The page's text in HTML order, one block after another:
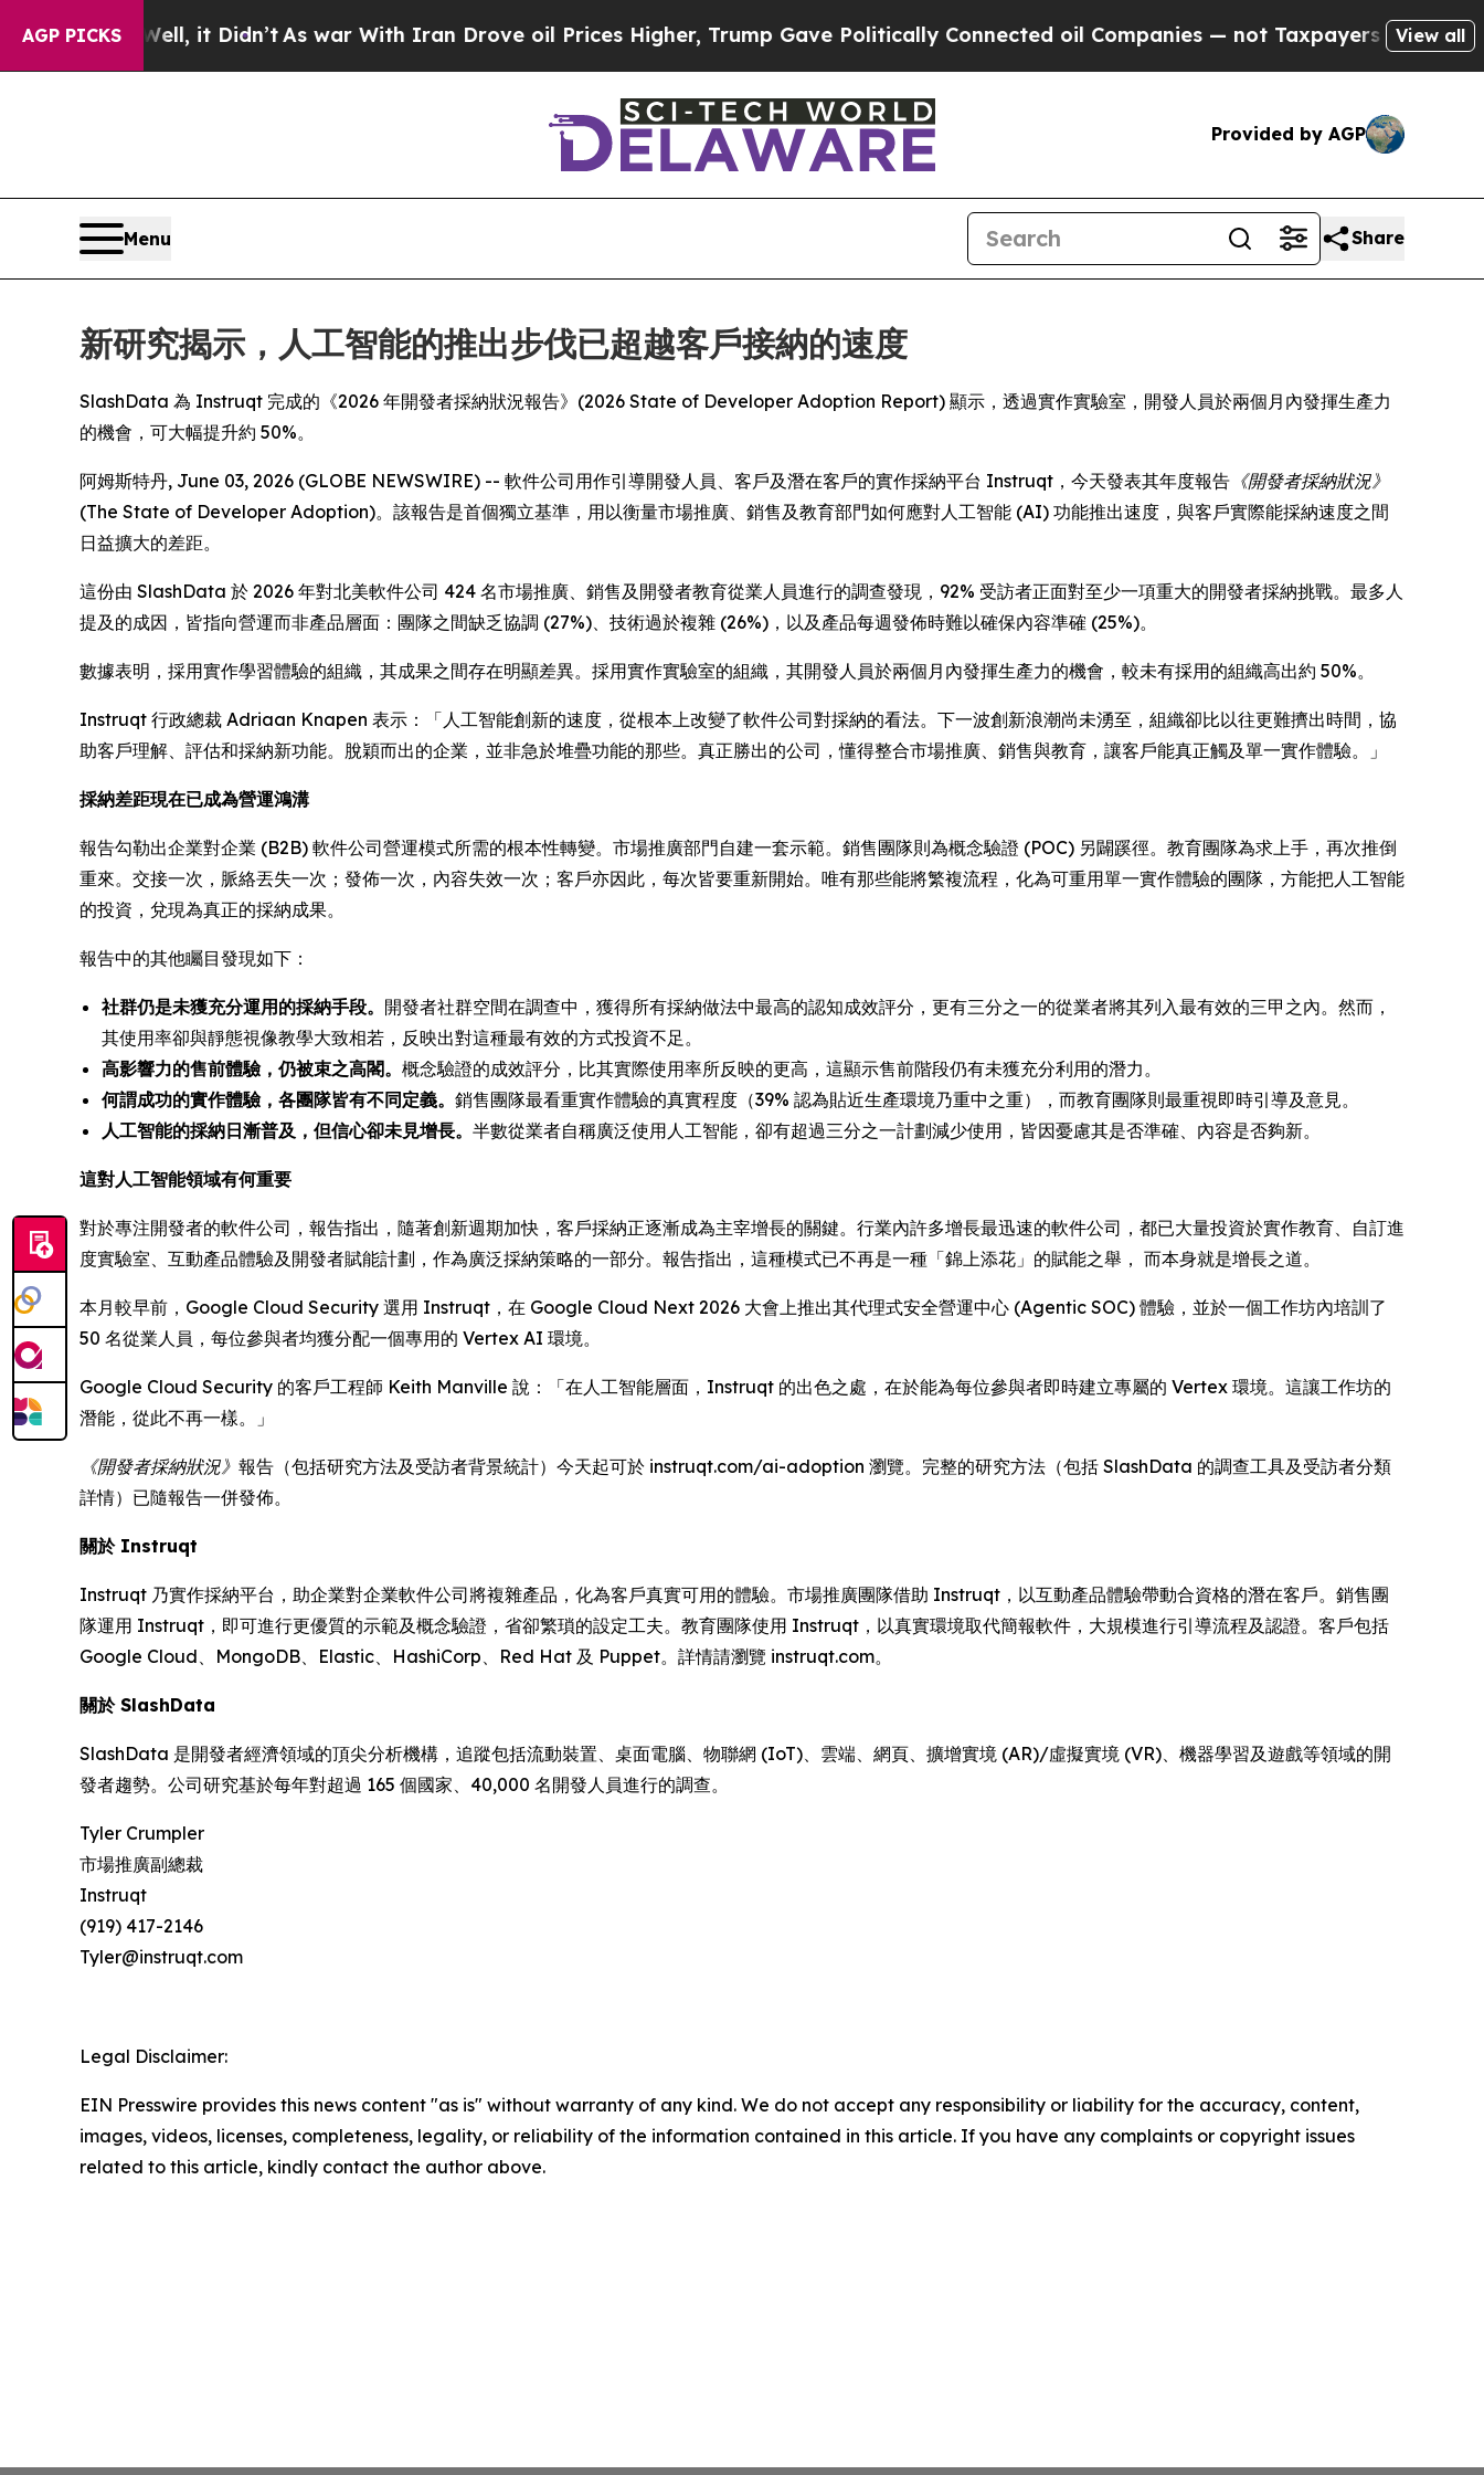
AGP PICKS
Well, it Didn’t As war With Iran Drove oil Prices Higher, Trump Gave Politically Connected oil Companies — not Taxpayers — the Chance to
View all
Provided by AGP
Menu Share
新研究揭示，人工智能的推出步伐已超越客戶接納的速度
SlashData 為 Instruqt 完成的《2026 年開發者採納狀況報告》(2026 State of Developer Adoption Report) 顯示，透過實作實驗室，開發人員於兩個月內發揮生產力
的機會，可大幅提升約 50%。
阿姆斯特丹, June 03, 2026 (GLOBE NEWSWIRE) -- 軟件公司用作引導開發人員、客戶及潛在客戶的實作採納平台 Instruqt，今天發表其年度報告 《開發者採納狀況》
(The State of Developer Adoption)。該報告是首個獨立基準，用以衡量市場推廣、銷售及教育部門如何應對人工智能 (AI) 功能推出速度，與客戶實際能採納速度之間
日益擴大的差距。
這份由 SlashData 於 2026 年對北美軟件公司 424 名市場推廣、銷售及開發者教育從業人員進行的調查發現，92% 受訪者正面對至少一項重大的開發者採納挑戰。最多人
提及的成因，皆指向營運而非產品層面：團隊之間缺乏協調 (27%)、技術過於複雜 (26%)，以及產品每週發佈時難以確保內容準確 (25%)。
數據表明，採用實作學習體驗的組織，其成果之間存在明顯差異。採用實作實驗室的組織，其開發人員於兩個月內發揮生產力的機會，較未有採用的組織高出約 50%。
Instruqt 行政總裁 Adriaan Knapen 表示：「人工智能創新的速度，從根本上改變了軟件公司對採納的看法。下一波創新浪潮尚未湧至，組織卻比以往更難擠出時間，協
助客戶理解、評估和採納新功能。脫穎而出的企業，並非急於堆疊功能的那些。真正勝出的公司，懂得整合市場推廣、銷售與教育，讓客戶能真正觸及單一實作體驗。」
採納差距現在已成為營運鴻溝
報告勾勒出企業對企業 (B2B) 軟件公司營運模式所需的根本性轉變。市場推廣部門自建一套示範。銷售團隊則為概念驗證 (POC) 另闢蹊徑。教育團隊為求上手，再次推倒
重來。交接一次，脈絡丟失一次；發佈一次，內容失效一次；客戶亦因此，每次皆要重新開始。唯有那些能將繁複流程，化為可重用單一實作體驗的團隊，方能把人工智能
的投資，兌現為真正的採納成果。
報告中的其他矚目發現如下：
社群仍是未獲充分運用的採納手段。 開發者社群空間在調查中，獲得所有採納做法中最高的認知成效評分，更有三分之一的從業者將其列入最有效的三甲之內。然而，
其使用率卻與靜態視像教學大致相若，反映出對這種最有效的方式投資不足。
高影響力的售前體驗，仍被束之高閣。 概念驗證的成效評分，比其實際使用率所反映的更高，這顯示售前階段仍有未獲充分利用的潛力。
何謂成功的實作體驗，各團隊皆有不同定義。 銷售團隊最看重實作體驗的真實程度（39% 認為貼近生產環境乃重中之重），而教育團隊則最重視即時引導及意見。
人工智能的採納日漸普及，但信心卻未見增長。 半數從業者自稱廣泛使用人工智能，卻有超過三分之一計劃減少使用，皆因憂慮其是否準確、內容是否夠新。
這對人工智能領域有何重要
對於專注開發者的軟件公司，報告指出，隨著創新週期加快，客戶採納正逐漸成為主宰增長的關鍵。行業內許多增長最迅速的軟件公司，都已大量投資於實作教育、自訂進
度實驗室、互動產品體驗及開發者賦能計劃，作為廣泛採納策略的一部分。報告指出，這種模式已不再是一種「錦上添花」的賦能之舉， 而本身就是增長之道。
本月較早前，Google Cloud Security 選用 Instruqt，在 Google Cloud Next 2026 大會上推出其代理式安全營運中心 (Agentic SOC) 體驗，並於一個工作坊內培訓了
50 名從業人員，每位參與者均獲分配一個專用的 Vertex AI 環境。
Google Cloud Security 的客戶工程師 Keith Manville 說：「在人工智能層面，Instruqt 的出色之處，在於能為每位參與者即時建立專屬的 Vertex 環境。這讓工作坊的
潛能，從此不再一樣。」
《開發者採納狀況》 報告（包括研究方法及受訪者背景統計）今天起可於 instruqt.com/ai-adoption 瀏覽。完整的研究方法（包括 SlashData 的調查工具及受訪者分類
詳情）已隨報告一併發佈。
關於 Instruqt
Instruqt 乃實作採納平台，助企業對企業軟件公司將複雜產品，化為客戶真實可用的體驗。市場推廣團隊借助 Instruqt，以互動產品體驗帶動合資格的潛在客戶。銷售團
隊運用 Instruqt，即可進行更優質的示範及概念驗證，省卻繁瑣的設定工夫。教育團隊使用 Instruqt，以真實環境取代簡報軟件，大規模進行引導流程及認證。客戶包括
Google Cloud、MongoDB、Elastic、HashiCorp、Red Hat 及 Puppet。詳情請瀏覽 instruqt.com。
關於 SlashData
SlashData 是開發者經濟領域的頂尖分析機構，追蹤包括流動裝置、桌面電腦、物聯網 (IoT)、雲端、網頁、擴增實境 (AR)/虛擬實境 (VR)、機器學習及遊戲等領域的開
發者趨勢。公司研究基於每年對超過 165 個國家、40,000 名開發人員進行的調查。
Tyler Crumpler
市場推廣副總裁
Instruqt
(919) 417-2146
Tyler@instruqt.com
Legal Disclaimer:
EIN Presswire provides this news content "as is" without warranty of any kind. We do not accept any responsibility or liability for the accuracy, content,
images, videos, licenses, completeness, legality, or reliability of the information contained in this article. If you have any complaints or copyright issues
related to this article, kindly contact the author above.